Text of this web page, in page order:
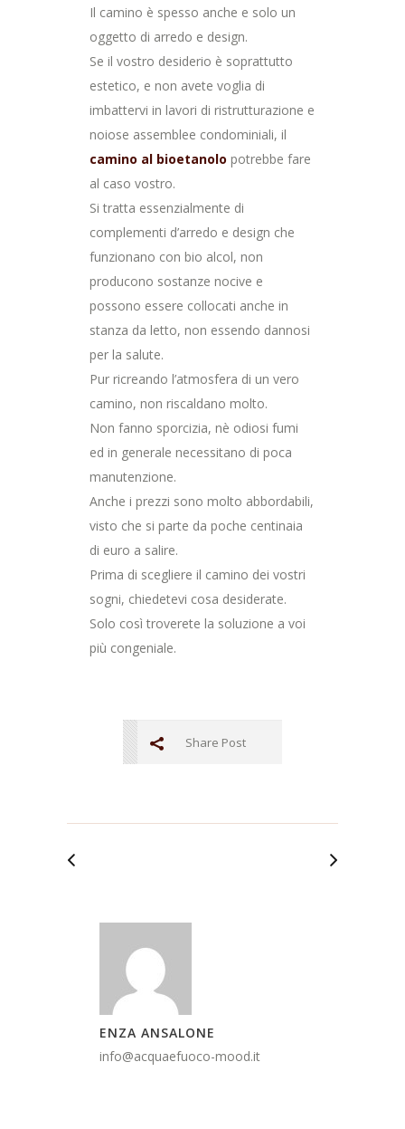
Il camino è spesso anche e solo un
oggetto di arredo e design.
Se il vostro desiderio è soprattutto
estetico, e non avete voglia di
imbattervi in lavori di ristrutturazione e
noiose assemblee condominiali, il
camino al bioetanolo potrebbe fare
al caso vostro.
Si tratta essenzialmente di
complementi d’arredo e design che
funzionano con bio alcol, non
producono sostanze nocive e
possono essere collocati anche in
stanza da letto, non essendo dannosi
per la salute.
Pur ricreando l’atmosfera di un vero
camino, non riscaldano molto.
Non fanno sporcizia, nè odiosi fumi
ed in generale necessitano di poca
manutenzione.
Anche i prezzi sono molto abbordabili,
visto che si parte da poche centinaia
di euro a salire.
Prima di scegliere il camino dei vostri
sogni, chiedetevi cosa desiderate.
Solo così troverete la soluzione a voi
più congeniale.
Share Post
ENZA ANSALONE
info@acquaefuoco-mood.it